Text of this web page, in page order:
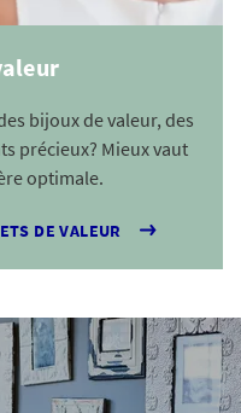
bijoux de valeur, des
précieux? Mieux vaut
optimale.
DE VALEUR